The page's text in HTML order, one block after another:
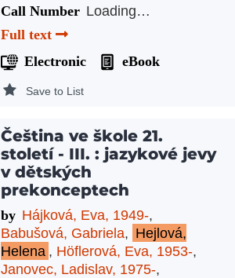
Call Number Loading…
Full text
Electronic
eBook
Save to List
Čeština ve škole 21.
století - III. : jazykové jevy
v dětských
prekonceptech
by Hájková, Eva, 1949-,
Babušová, Gabriela, Hejlová,
Helena , Höflerová, Eva, 1953-,
Janovec, Ladislav, 1975-,